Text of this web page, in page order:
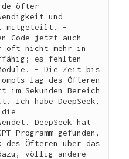
öfter
und
mitgeteilt. –
Code jetzt auch
oft nicht mehr in
es fehlten
– Die Zeit bis
lag des Öfteren
im Sekunden Bereich
Ich habe DeepSeek,
DeepSeek hat
Programm gefunden,
des Öfteren über das
völlig andere